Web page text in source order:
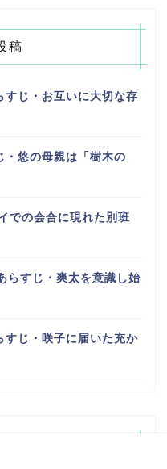
稿
すじ・お互いに大切な存
・悠の母親は「樹木の
での会合に現れた別班
らすじ・爽太を意識し始
すじ・咲子に届いた充か
ント